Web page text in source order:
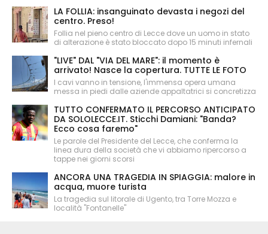
LA FOLLIA: insanguinato devasta i negozi del
centro. Preso!
Follia nel pieno centro di Lecce dove un uomo in stato
di alterazione è stato bloccato dopo 15 minuti infernali
"LIVE" DAL "VIA DEL MARE": il momento è
arrivato! Nasce la copertura. TUTTE LE FOTO
I cavi vanno in tensione, l'immensa opera umana
messa in piedi dalle aziende appaltatrici si concretizza
TUTTO CONFERMATO IL PERCORSO ANTICIPATO
DA SOLOLECCE.IT. Sticchi Damiani: "Banda?
Ecco cosa faremo"
Le parole del Presidente del Lecce, che conferma la
linea dura della società che vi abbiamo ripercorso a
tappe nei giorni scorsi
ANCORA UNA TRAGEDIA IN SPIAGGIA: malore in
acqua, muore turista
La tragedia sul litorale di Ugento, tra Torre Mozza e
località "Fontanelle"